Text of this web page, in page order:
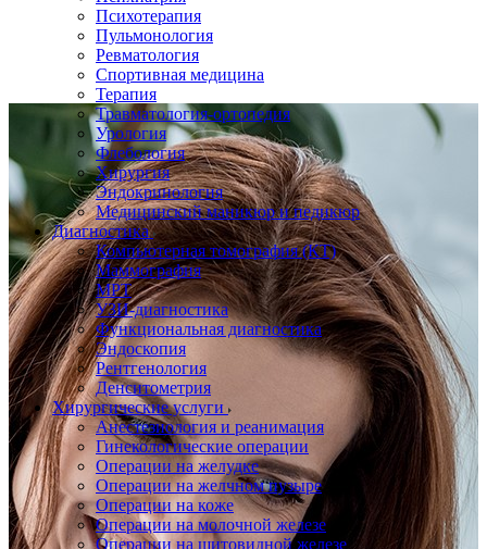
Психотерапия
Пульмонология
Ревматология
Спортивная медицина
Терапия
Травматология-ортопедия
Урология
Флебология
Хирургия
Эндокринология
Медицинский маникюр и педикюр
Диагностика
Компьютерная томография (КТ)
Маммография
МРТ
УЗИ-диагностика
Функциональная диагностика
Эндоскопия
Рентгенология
Денситометрия
Хирургические услуги
Анестезиология и реанимация
Гинекологические операции
Операции на желудке
Операции на желчном пузыре
Операции на коже
Операции на молочной железе
Операции на щитовидной железе